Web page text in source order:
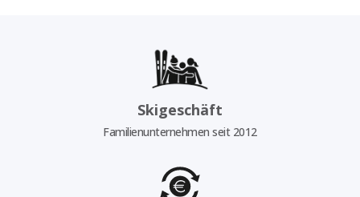
Skigeschäft
Familienunternehmen seit 2012